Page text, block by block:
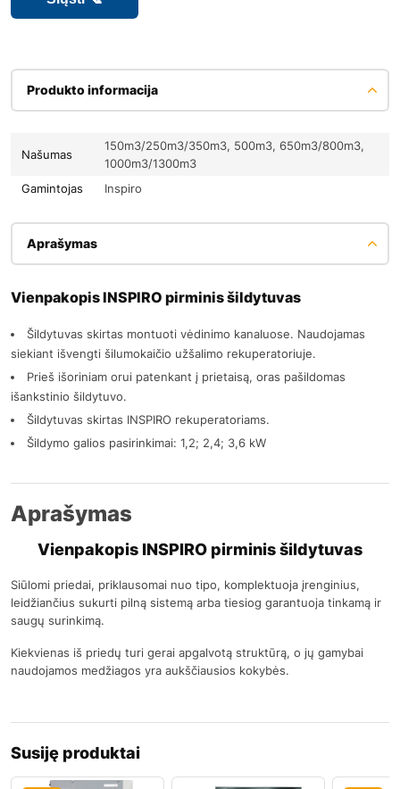
Produkto informacija
Našumas
150m3/250m3/350m3, 500m3, 650m3/800m3,
1000m3/1300m3
Gamintojas
Inspiro
Aprašymas
Vienpakopis INSPIRO pirminis šildytuvas
Šildytuvas skirtas montuoti vėdinimo kanaluose. Naudojamas
siekiant išvengti šilumokaičio užšalimo rekuperatoriuje.
Prieš išoriniam orui patenkant į prietaisą, oras pašildomas
išankstinio šildytuvo.
Šildytuvas skirtas INSPIRO rekuperatoriams.
Šildymo galios pasirinkimai: 1,2; 2,4; 3,6 kW
Aprašymas
Vienpakopis INSPIRO pirminis šildytuvas
Siūlomi priedai, priklausomai nuo tipo, komplektuoja įrenginius,
leidžiančius sukurti pilną sistemą arba tiesiog garantuoja tinkamą ir
saugų surinkimą.
Kiekvienas iš priedų turi gerai apgalvotą struktūrą, o jų gamybai
naudojamos medžiagos yra aukščiausios kokybės.
Susiję produktai